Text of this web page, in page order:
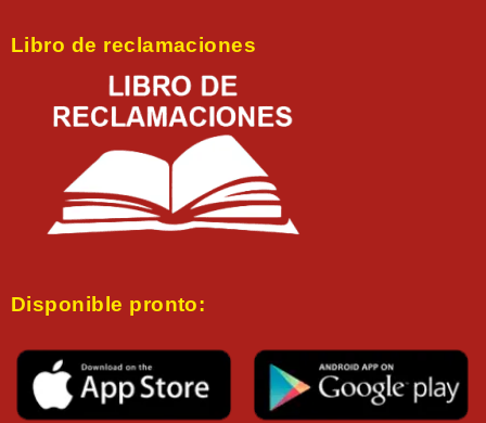
Libro de reclamaciones
Disponible pronto: